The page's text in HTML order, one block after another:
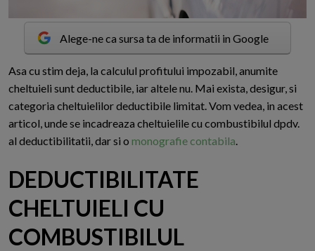
Alege-ne ca sursa ta de informatii in Google
Asa cu stim deja, la calculul profitului impozabil, anumite
cheltuieli sunt deductibile, iar altele nu. Mai exista, desigur, si
categoria cheltuielilor deductibile limitat. Vom vedea, in acest
articol, unde se incadreaza cheltuielile cu combustibilul dpdv.
al deductibilitatii, dar si o monografie contabila.
DEDUCTIBILITATE
CHELTUIELI CU
COMBUSTIBILUL